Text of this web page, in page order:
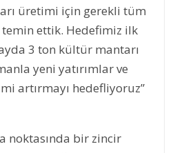
üretimi için gerekli tüm
ettik. Hedefimiz ilk
3 ton kültür mantarı
yeni yatırımlar ve
artırmayı hedefliyoruz”
noktasında bir zincir